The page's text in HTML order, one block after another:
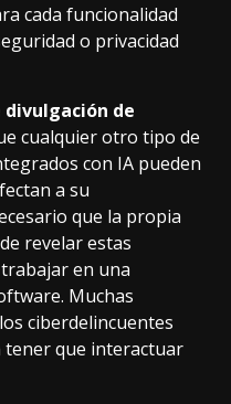
cada funcionalidad
o privacidad
divulgación de
cualquier otro tipo de
con IA pueden
a su
que la propia
revelar estas
en una
Muchas
ciberdelincuentes
que interactuar